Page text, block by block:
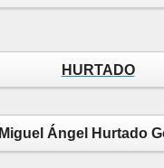
HURTADO
Miguel Ángel Hurtado